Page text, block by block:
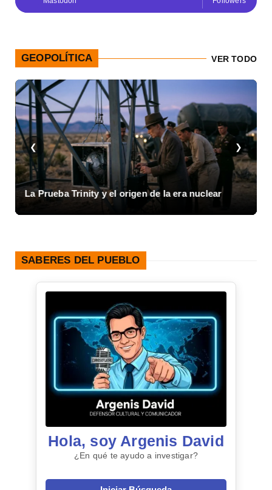
GEOPOLÍTICA VER TODO
❮
La Prueba Trinity y el origen de la era nuclear
❯
SABERES DEL PUEBLO
Hola, soy Argenis David
¿En qué te ayudo a investigar?